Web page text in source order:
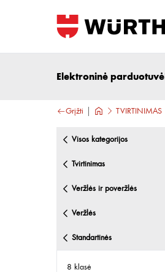
Elektroninė parduotuvė
Grįžti TVIRTINIMAS
visos kategorijos
tvirtinimas
veržlės ir poveržlės
veržlės
standartinės
8 klasė